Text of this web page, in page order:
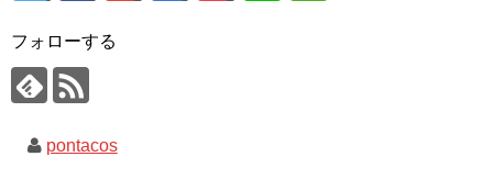
フォローする
pontacos